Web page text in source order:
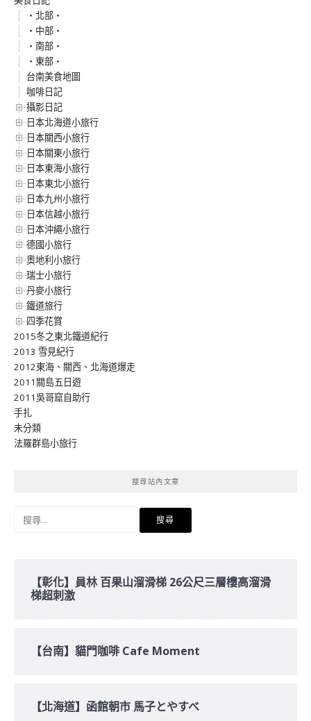
‧北部‧
‧中部‧
‧南部‧
‧東部‧
台南美食地圖
咖啡日記
攝影日記
日本北海道小旅行
日本關西小旅行
日本關東小旅行
日本東海小旅行
日本東北小旅行
日本九州小旅行
日本信越小旅行
日本沖繩小旅行
德國小旅行
奧地利小旅行
瑞士小旅行
丹麥小旅行
鐵道旅行
四季花賞
2015冬之東北鐵道紀行
2013 雪見紀行
2012東海、關西、北海道爆走
2011關島五日遊
2011吳哥窟自助行
手扎
未分類
法羅群島小旅行
搜尋站內文章
【彰化】員林 百果山溜滑梯 26公尺三層樓高溜滑
梯超刺激
【台南】貓門咖啡 Cafe Moment
【北海道】函館朝市 馬子とやすべ